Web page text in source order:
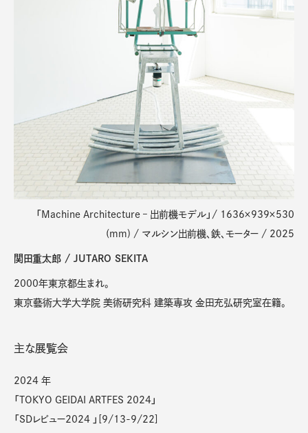
「Machine Architecture – 出前機モデル」/ 1636×939×530
(mm) / マルシン出前機、鉄、モーター / 2025
関田重太郎 / JUTARO SEKITA
2000年東京都生まれ。
東京藝術大学大学院 美術研究科 建築専攻 金田充弘研究室在籍。
主な展覧会
2024 年
「TOKYO GEIDAI ARTFES 2024」
「SDレビュー2024 」[9/13-9/22]